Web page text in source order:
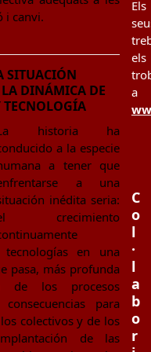
i canvi.
SITUACIÓN
DINÁMICA DE
historia ha
a la especie
a tener que
a una
inédita seria:
crecimiento
en una
pasa, más profunda
de los procesos
para
colectivos y de los
de las
Els
els
a
C
o
l
·
l
a
b
o
r